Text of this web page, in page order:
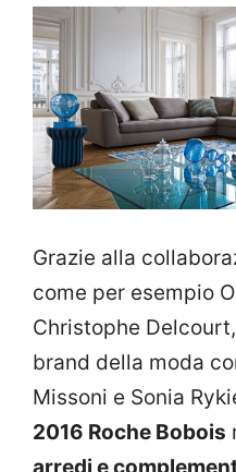
Grazie alla
come per esempio
Christophe
brand della moda
Missoni e Sonia
2016 Roche Bobois
arredi e